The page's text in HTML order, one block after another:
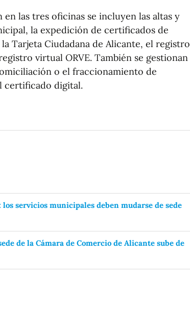
las tres oficinas se incluyen las altas y
la expedición de certificados de
Tarjeta Ciudadana de Alicante, el registro
virtual ORVE. También se gestionan
o el fraccionamiento de
certificado digital.
servicios municipales deben mudarse de sede
de la Cámara de Comercio de Alicante sube de